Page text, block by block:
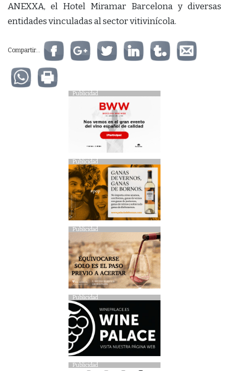
ANEXXA, el Hotel Miramar Barcelona y diversas
entidades vinculadas al sector vitivinícola.
Compartir...
Publicidad
Publicidad
Publicidad
Publicidad
Publicidad